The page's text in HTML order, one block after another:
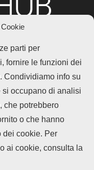
parti per
fornire le funzioni dei
Condividiamo info su
si occupano di analisi
che potrebbero
o che hanno
dei cookie. Per
ai cookie, consulta la
Progettato e sviluppato
IVA 04124050719
pertanto considerarsi un
un programma che eroga
di pubblicità e link al sito
un guadagno dagli acquisti